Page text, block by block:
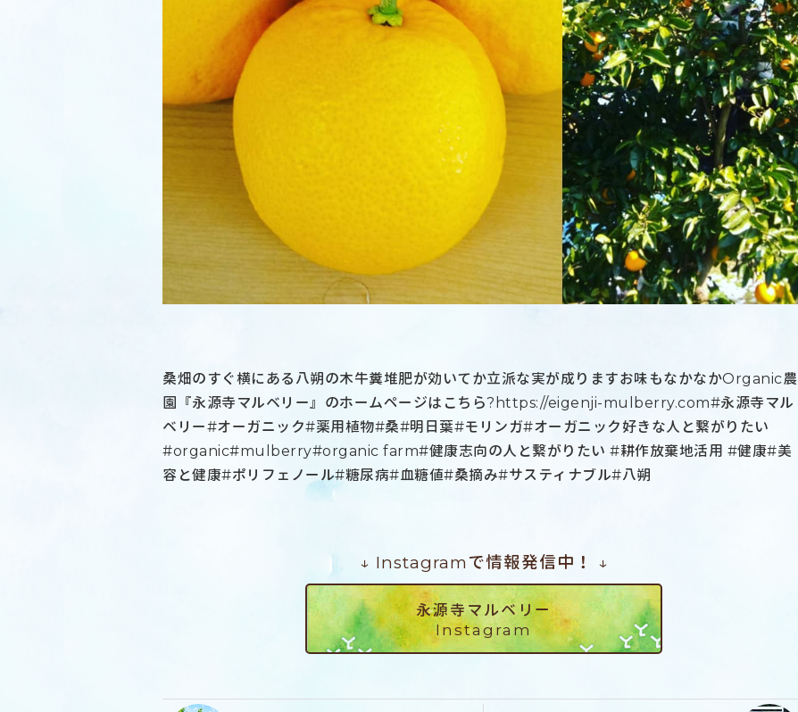
桑畑のすぐ横にある八朔の木牛糞堆肥が効いてか立派な実が成りますお味もなかなかOrganic農
園『永源寺マルベリー』のホームページはこちら?https://eigenji-mulberry.com#永源寺マル
ベリー#オーガニック#薬用植物#桑#明日葉#モリンガ#オーガニック好きな人と繋がりたい
#organic#mulberry#organic farm#健康志向の人と繋がりたい #耕作放棄地活用 #健康#美
容と健康#ポリフェノール#糖尿病#血糖値#桑摘み#サスティナブル#八朔
↓ Instagramで情報発信中！ ↓
永源寺マルベリー
Instagram